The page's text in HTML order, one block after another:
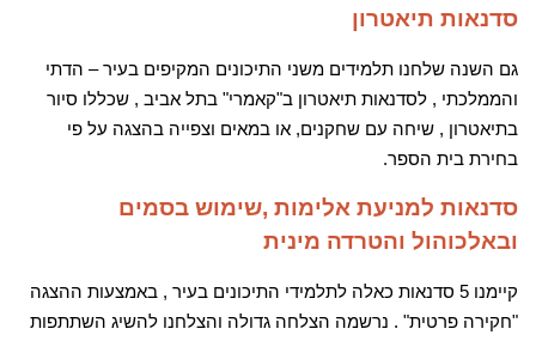
סדנאות תיאטרון
גם השנה שלחנו תלמידים משני התיכונים המקיפים בעיר – הדתי
והממלכתי , לסדנאות תיאטרון ב"קאמרי" בתל אביב , שכללו סיור
בתיאטרון , שיחה עם שחקנים, או במאים וצפייה בהצגה על פי
בחירת בית הספר.
סדנאות למניעת אלימות ,שימוש בסמים
ובאלכוהול והטרדה מינית
קיימנו 5 סדנאות כאלה לתלמידי התיכונים בעיר , באמצעות ההצגה
"חקירה פרטית" . נרשמה הצלחה גדולה והצלחנו להשיג השתתפות